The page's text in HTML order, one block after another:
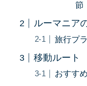
節
ルーマニア
旅行プ
移動ルート
おすす